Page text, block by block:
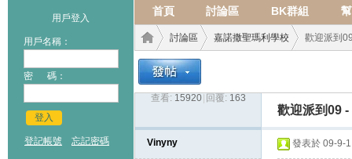
用戶登入
用戶名稱：
密 碼：
登入
登記帳號 忘記密碼
首頁 討論區 BK群組
教育›
討論區
›
嘉諾撒聖瑪利學校
›
歡迎派到
查看: 15920 回覆: 163
歡迎派到09
Vinyny 發表於 09-9-